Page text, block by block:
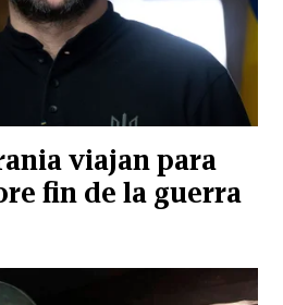
viajan para
fin de la guerra